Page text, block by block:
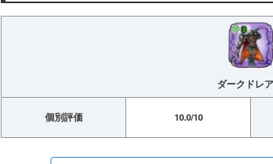
ダークドレ
個別評価 10.0/10